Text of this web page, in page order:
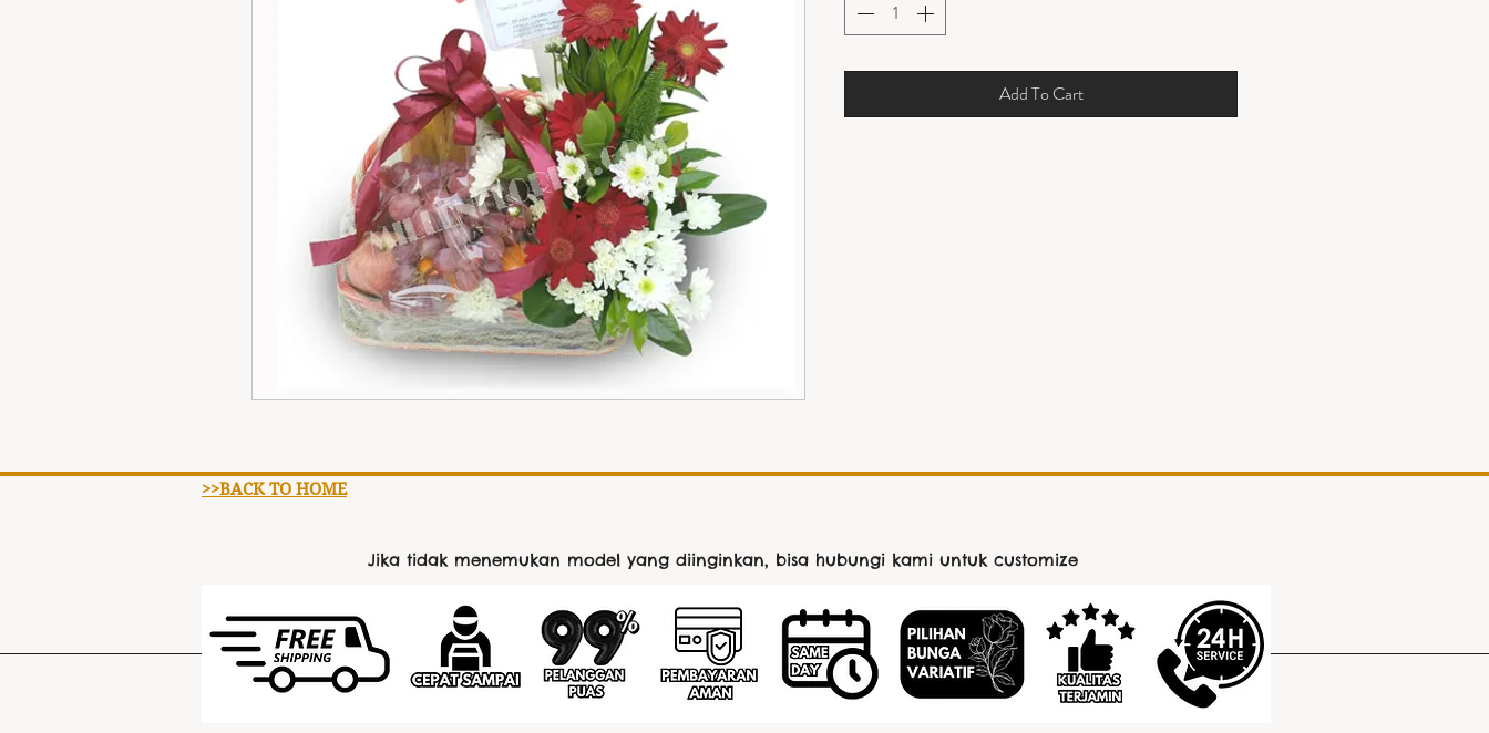
Add To Cart
>>BACK TO HOME
Jika tidak menemukan model yang diinginkan, bisa hubungi kami untuk customize